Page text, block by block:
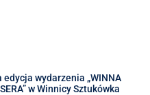
edycja wydarzenia „WINNA
w Winnicy Sztukówka